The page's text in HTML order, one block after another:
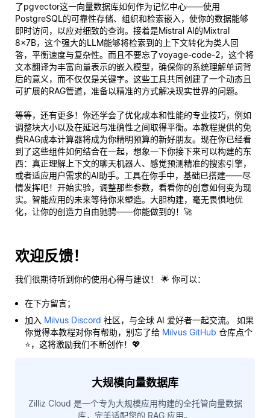
了pgvector这一向量数据库如何作为记忆中心——使用
PostgreSQL的可靠性存储、组织和检索嵌入，使你的数据能够
即时访问，以应对细致的查询。接着是Mistral AI的Mixtral
8x7B，这个强大的LLM能够将检索到的上下文转化为类人回
答，平衡速度与复杂性。而且不要忘了voyage-code-2，这个将
文本翻译为丰富向量表示的嵌入模型，确保你的系统理解单词背
后的意义 ，而不仅仅是关键字。这些工具共同创建了一个动态且
可扩展的RAG管道，准备以精准的方式解决现实世界的问题。
等等，还有更多！你还学会了优化成本和性能的专业技巧，例如
调整块大小以及在延迟与准确性之间取得平衡。本教程提供的免
费RAG成本计算器将成为你精明预算的新好朋友。现在你已经看
到了这些组件如何结合在一起，想象一下你接下来可以构建的东
西：真正理解上下文的聊天机器人、感觉预测精准的搜索引擎，
或者适应用户需求的AI助手。工具在你手中，基础已搭建——尽
情发挥吧！开始实验，调整那些参数，看看你的创意如何变为现
实。智能应用的未来等待你来塑造。大胆构建，毫无畏惧地优
化，让你的创造力自由驰骋——你能做到的！🚀
欢迎反馈！
我们很期待听到你的使用心得与建议！ 🌟 你可以：
在下方留言；
加入 Milvus Discord 社区，与全球 AI 爱好者一起交流。 如果
你觉得本教程对你有帮助，别忘了给 Milvus GitHub 仓库点个
⭐，这将激励我们不断创作！💖
大规模向量数据库
Zilliz Cloud 是一个专为大规模应用构建的全托管向量数据
库，完美适配您的 RAG 应用。